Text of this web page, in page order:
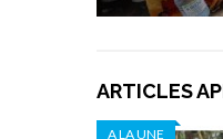
ARTICLES
A LA UNE